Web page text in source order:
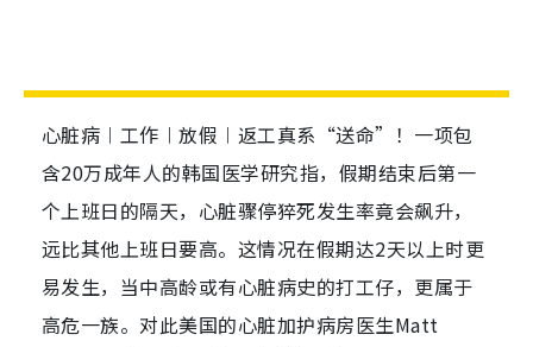
心脏病︱工作︱放假︱返工真系“送命”！一项包
含20万成年人的韩国医学研究指，假期结束后第一
个上班日的隔天，心脏骤停猝死发生率竟会飙升，
远比其他上班日要高。这情况在假期达2天以上时更
易发生，当中高龄或有心脏病史的打工仔，更属于
高危一族。对此美国的心脏加护病房医生Matt